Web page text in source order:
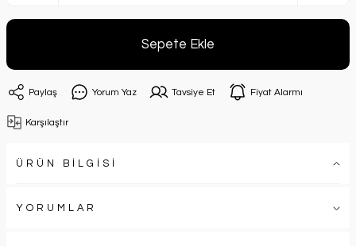
Sepete Ekle
Paylaş Yorum Yaz Tavsiye Et Fiyat Alarmı
Karşılaştır
ÜRÜN BİLGİSİ
YORUMLAR